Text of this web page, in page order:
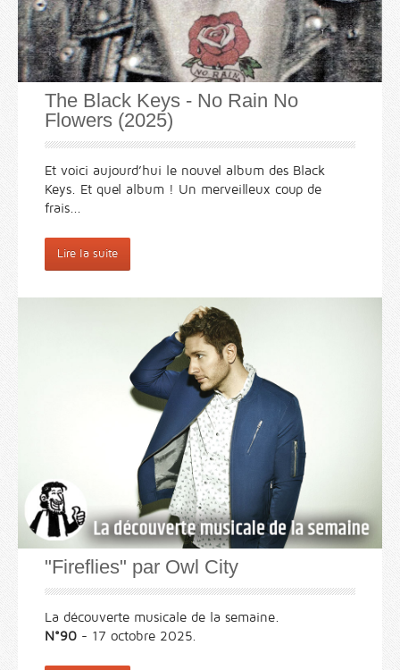
The Black Keys - No Rain No
Flowers (2025)
Et voici aujourd’hui le nouvel album des Black
Keys. Et quel album ! Un merveilleux coup de
frais...
Lire la suite
"Fireflies" par Owl City
La découverte musicale de la semaine.
N°90 - 17 octobre 2025.